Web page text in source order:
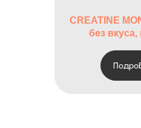
CREATINE
без